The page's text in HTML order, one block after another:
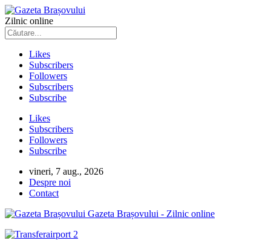
Zilnic online
Likes
Subscribers
Followers
Subscribers
Subscribe
Likes
Subscribers
Followers
Subscribe
vineri, 7 aug., 2026
Despre noi
Contact
Gazeta Brașovului - Zilnic online